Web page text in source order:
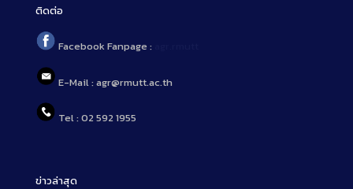
ติดต่อ
Facebook Fanpage :
E-Mail : agr@rmutt.ac.th
Tel : 02 592 1955
ข่าวล่าสุด